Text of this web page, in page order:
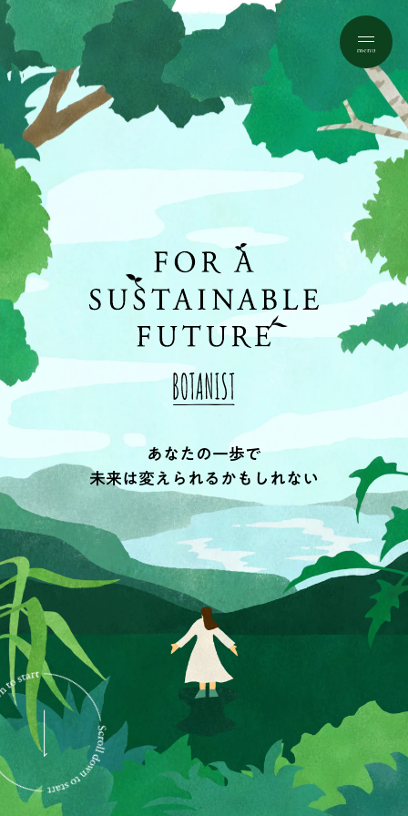
FOR
A
SUSTAINABLE
FUTURE
あなたの一歩で
未来は変えられるかもしれない